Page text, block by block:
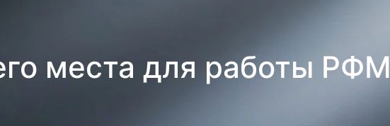
места для работы РФМ